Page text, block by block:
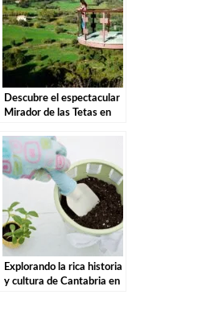
Descubre el espectacular
Mirador de las Tetas en
imprescindible en
Cantabria
Explorando la rica historia
y cultura de Cantabria en